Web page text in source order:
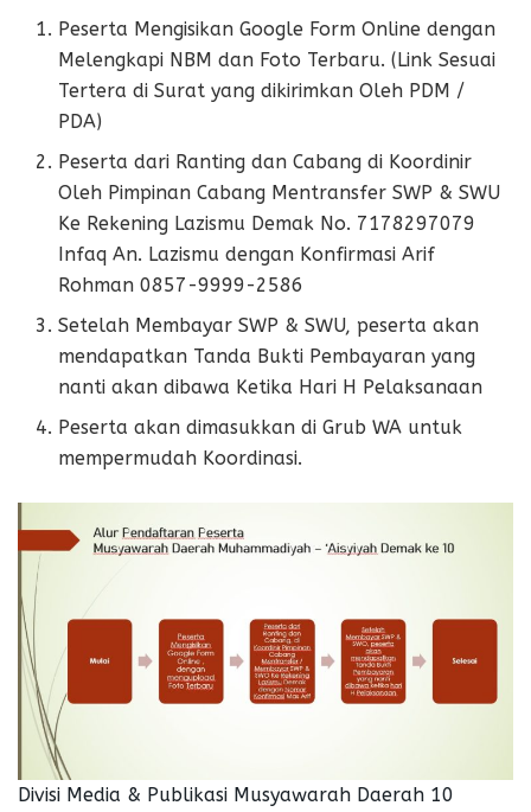
Peserta Mengisikan Google Form Online dengan
Melengkapi NBM dan Foto Terbaru. (Link Sesuai
Tertera di Surat yang dikirimkan Oleh PDM /
PDA)
Peserta dari Ranting dan Cabang di Koordinir
Oleh Pimpinan Cabang Mentransfer SWP & SWU
Ke Rekening Lazismu Demak No. 7178297079
Infaq An. Lazismu dengan Konfirmasi Arif
Rohman 0857-9999-2586
Setelah Membayar SWP & SWU, peserta akan
mendapatkan Tanda Bukti Pembayaran yang
nanti akan dibawa Ketika Hari H Pelaksanaan
Peserta akan dimasukkan di Grub WA untuk
mempermudah Koordinasi.
Divisi Media & Publikasi Musyawarah Daerah 10